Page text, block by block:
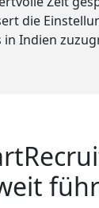
die
Indien